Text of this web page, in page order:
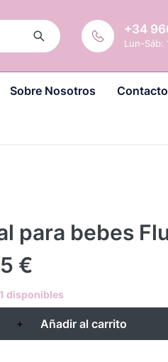
+34
Lun-Sáb:
Sobre Nosotros Contacto
para bebes
€
1 disponibles
Añadir al carrito